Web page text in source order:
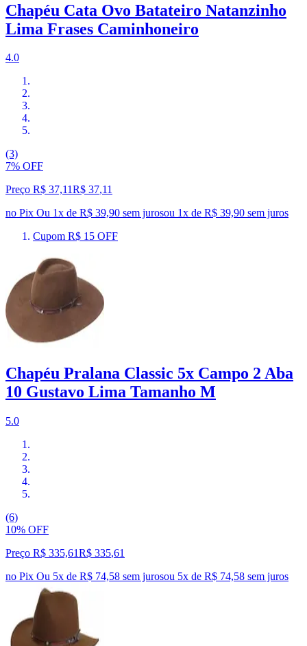
Chapéu Cata Ovo Batateiro Natanzinho
Lima Frases Caminhoneiro
4.0
(3)
7% OFF
Preço R$ 37,11R$ 37,11
no Pix Ou 1x de R$ 39,90 sem jurosou 1x de R$ 39,90 sem juros
Cupom R$ 15 OFF
Chapéu Pralana Classic 5x Campo 2 Aba
10 Gustavo Lima Tamanho M
5.0
(6)
10% OFF
Preço R$ 335,61R$ 335,61
no Pix Ou 5x de R$ 74,58 sem jurosou 5x de R$ 74,58 sem juros